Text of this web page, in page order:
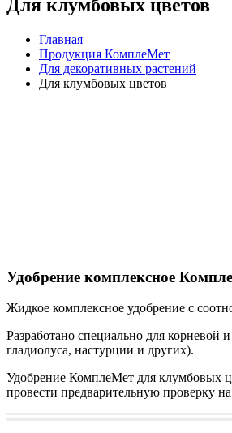
Для клумбовых цветов
Главная
Продукция КомплеМет
Для декоративных растений
Для клумбовых цветов
Удобрение комплексное
Жидкое комплексное удобрение с
Разработано специально для
гладиолуса, настурции и других).
Удобрение КомплеМет для клумбовых
провести предварительную проверку